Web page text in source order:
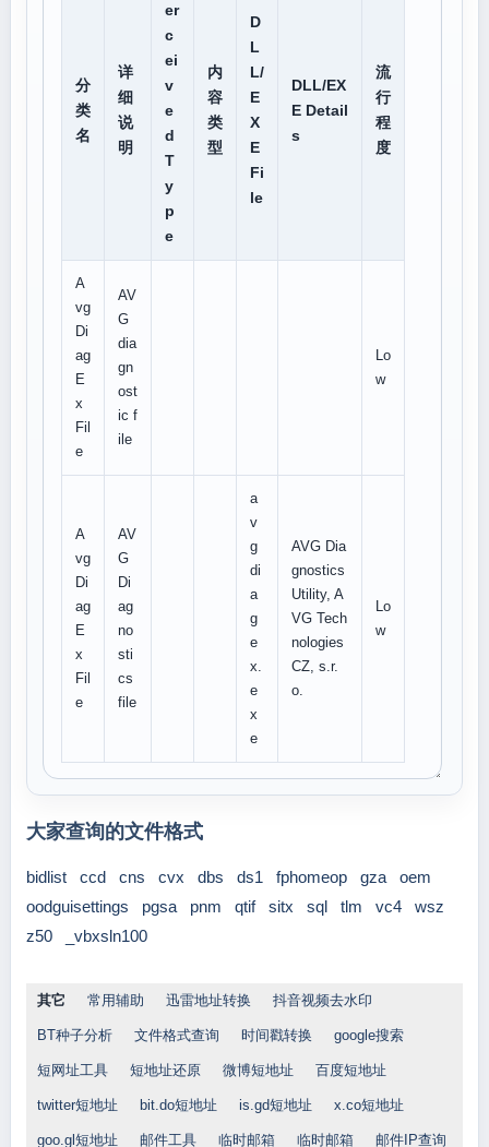
分
类
名
详
细
说
明
er
c
ei
v
e
d
T
y
p
e
内
容
类
型
D
L
L/
E
X
E
Fi
le
DLL/EX
E Detail
s
流
行
程
度
A
vg
Di
ag
E
x
Fil
e
AV
G
dia
gn
ost
ic f
ile
Lo
w
A
vg
Di
ag
E
x
Fil
e
AV
G
Di
ag
no
sti
cs
file
a
v
g
di
a
g
e
x.
e
x
e
AVG Dia
gnostics
Utility, A
VG Tech
nologies
CZ, s.r.
o.
Lo
w
大家查询的文件格式
bidlist ccd cns cvx dbs ds1 fphomeop gza
oem
oodguisettings
pgsa pnm qtif sitx sql tlm vc4
wsz
z50
_vbxsln100
其它 常用辅助 迅雷地址转换 抖音视频去水印
BT种子分析 文件格式查询 时间戳转换 google搜索
短网址工具 短地址还原 微博短地址 百度短地址
twitter短地址 bit.do短地址 is.gd短地址 x.co短地址
goo.gl短地址 邮件工具 临时邮箱 临时邮箱 邮件IP查询